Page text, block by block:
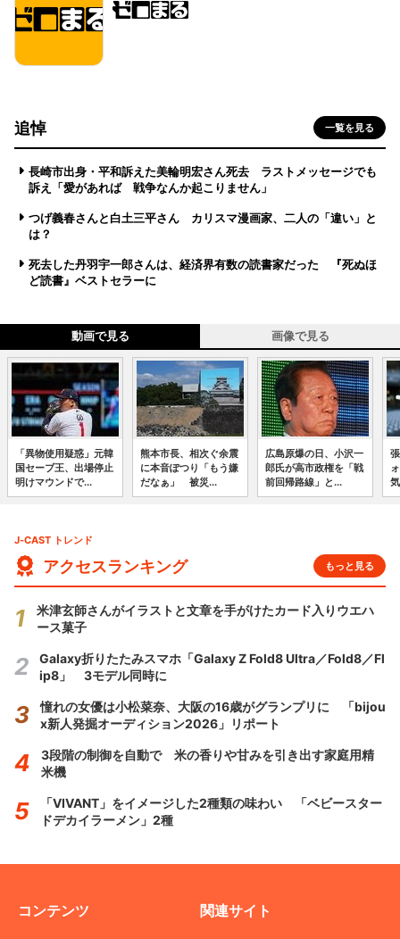
追悼 一覧を見る
長崎市出身・平和訴えた美輪明宏さん死去 ラストメッセージでも
訴え「愛があれば 戦争なんか起こりません」
つげ義春さんと白土三平さん カリスマ漫画家、二人の「違い」と
は？
死去した丹羽宇一郎さんは、経済界有数の読書家だった 『死ぬほ
ど読書』ベストセラーに
動画で見る 画像で見る
「異物使用疑惑」元韓
国セーブ王、出場停止
明けマウンドで...
熊本市長、相次ぐ余震
に本音ぽつり「もう嫌
だなぁ」 被災...
広島原爆の日、小沢一
郎氏が高市政権を「戦
前回帰路線」と...
J-CAST トレンド
アクセスランキング もっと見る
米津玄師さんがイラストと文章を手がけたカード入りウエハ
ース菓子
Galaxy折りたたみスマホ「Galaxy Z Fold8 Ultra／Fold8／Fl
ip8」 3モデル同時に
憧れの女優は小松菜奈、大阪の16歳がグランプリに 「bijou
x新人発掘オーディション2026」リポート
3段階の制御を自動で 米の香りや甘みを引き出す家庭用精
米機
「VIVANT」をイメージした2種類の味わい 「ベビースター
ドデカイラーメン」2種
コンテンツ 関連サイト